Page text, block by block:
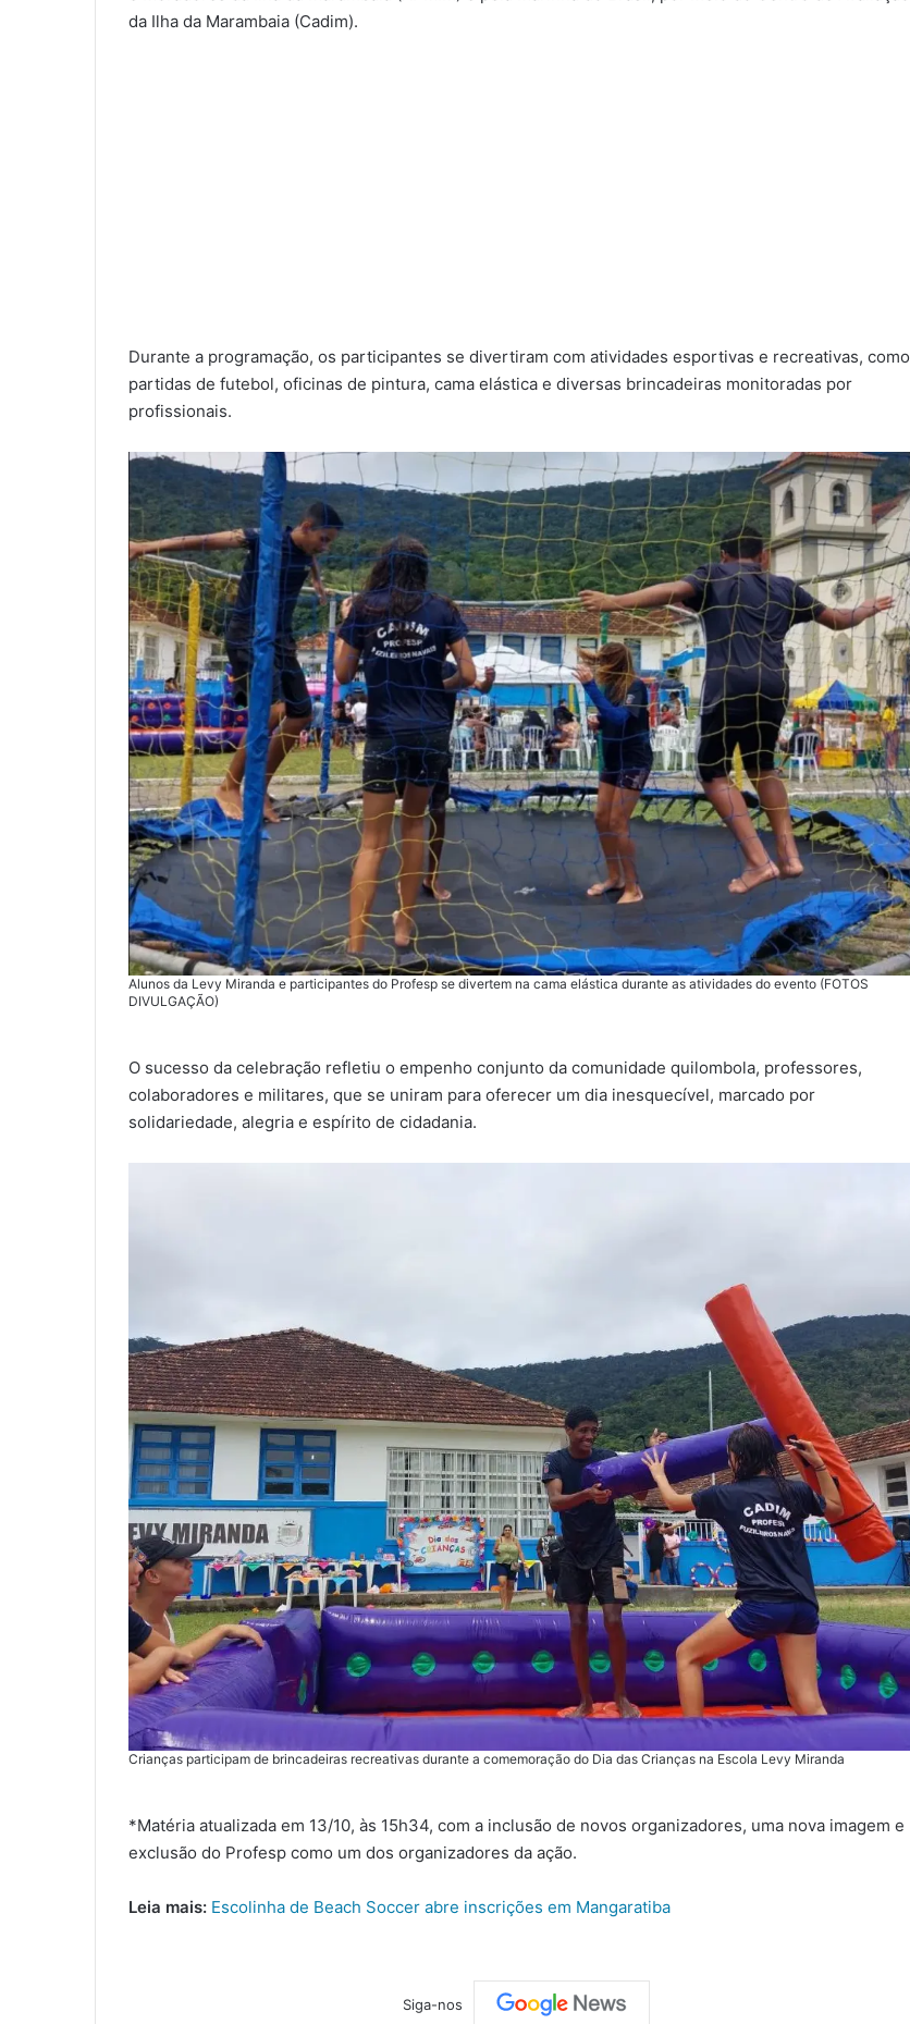
da Ilha da Marambaia (Cadim).
Durante a programação, os participantes se divertiram com atividades esportivas e recreativas, como
partidas de futebol, oficinas de pintura, cama elástica e diversas brincadeiras monitoradas por
profissionais.
Alunos da Levy Miranda e participantes do Profesp se divertem na cama elástica durante as atividades do evento (FOTOS
DIVULGAÇÃO)
O sucesso da celebração refletiu o empenho conjunto da comunidade quilombola, professores,
colaboradores e militares, que se uniram para oferecer um dia inesquecível, marcado por
solidariedade, alegria e espírito de cidadania.
Crianças participam de brincadeiras recreativas durante a comemoração do Dia das Crianças na Escola Levy Miranda
*Matéria atualizada em 13/10, às 15h34, com a inclusão de novos organizadores, uma nova imagem e
exclusão do Profesp como um dos organizadores da ação.
Leia mais: Escolinha de Beach Soccer abre inscrições em Mangaratiba
Siga-nos